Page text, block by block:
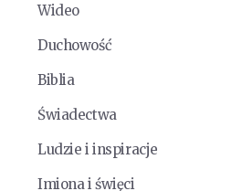
Wideo
Duchowość
Biblia
Świadectwa
Ludzie i inspiracje
Imiona i święci